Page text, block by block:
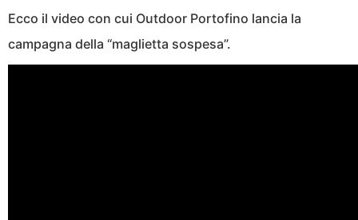
Ecco il video con cui Outdoor Portofino lancia la
campagna della “maglietta sospesa”.